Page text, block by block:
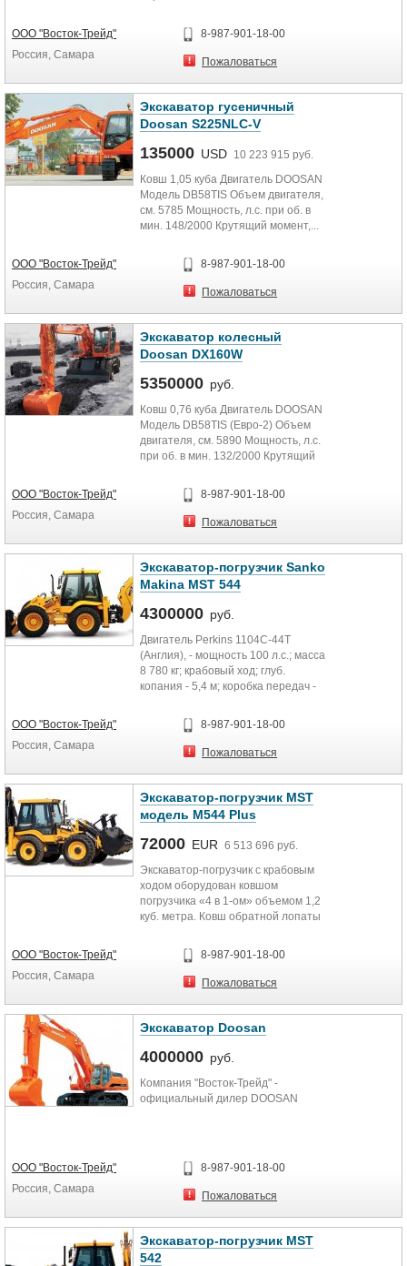
ООО "Восток-Трейд"
Россия, Самара
8-987-901-18-00
Пожаловаться
Экскаватор гусеничный
Doosan S225NLC-V
135000 USD 10 223 915 руб.
Ковш 1,05 куба Двигатель DOOSAN
Модель DB58TIS Объем двигателя,
см. 5785 Мощность, л.с. при об. в
мин. 148/2000 Крутящий момент,...
ООО "Восток-Трейд"
Россия, Самара
8-987-901-18-00
Пожаловаться
Экскаватор колесный
Doosan DX160W
5350000 руб.
Ковш 0,76 куба Двигатель DOOSAN
Модель DB58TIS (Евро-2) Объем
двигателя, см. 5890 Мощность, л.с.
при об. в мин. 132/2000 Крутящий
ООО "Восток-Трейд"
Россия, Самара
8-987-901-18-00
Пожаловаться
Экскаватор-погрузчик Sanko
Makina MST 544
4300000 руб.
Двигатель Perkins 1104C-44T
(Англия), - мощность 100 л.с.; масса
8 780 кг; крабовый ход; глуб.
копания - 5,4 м; коробка передач -
ООО "Восток-Трейд"
Россия, Самара
8-987-901-18-00
Пожаловаться
Экскаватор-погрузчик MST
модель M544 Plus
72000 EUR 6 513 696 руб.
Экскаватор-погрузчик c крабовым
ходом оборудован ковшом
погрузчика «4 в 1-ом» объемом 1,2
куб. метра. Ковш обратной лопаты
ООО "Восток-Трейд"
Россия, Самара
8-987-901-18-00
Пожаловаться
Экскаватор Doosan
4000000 руб.
Компания "Восток-Трейд" -
официальный дилер DOOSAN
ООО "Восток-Трейд"
Россия, Самара
8-987-901-18-00
Пожаловаться
Экскаватор-погрузчик MST
542